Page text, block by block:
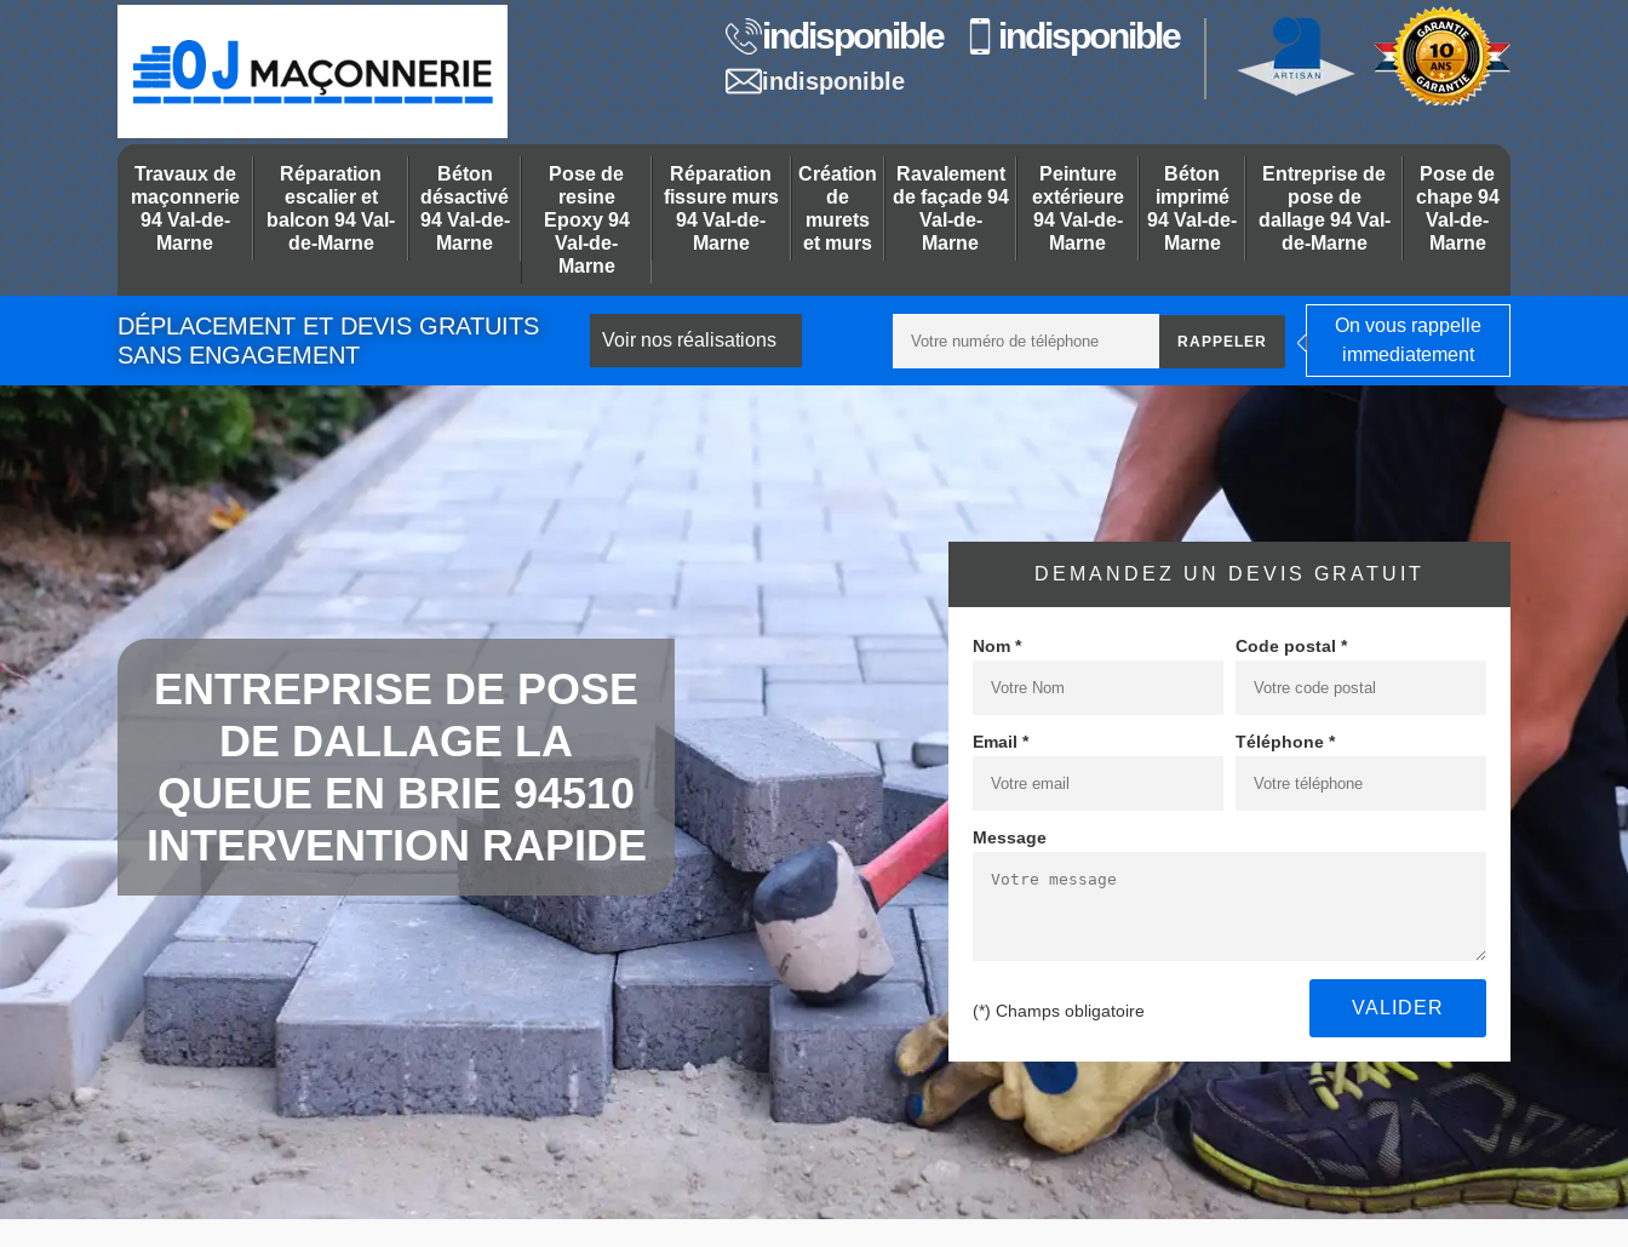
indisponible indisponible
indisponible
Travaux de
maçonnerie
94 Val-de-
Marne
Réparation
escalier et
balcon 94 Val-
de-Marne
Béton
désactivé
94 Val-de-
Marne
Pose de
resine
Epoxy 94
Val-de-
Marne
Réparation
fissure murs
94 Val-de-
Marne
Création
de
murets
et murs
Ravalement
de façade 94
Val-de-
Marne
Peinture
extérieure
94 Val-de-
Marne
Béton
imprimé
94 Val-de-
Marne
Entreprise de
pose de
dallage 94 Val-
de-Marne
Pose de
chape 94
Val-de-
Marne
DÉPLACEMENT ET DEVIS GRATUITS
SANS ENGAGEMENT
Voir nos réalisations
On vous rappelle
immediatement
ENTREPRISE DE POSE
DE DALLAGE LA
QUEUE EN BRIE 94510
INTERVENTION RAPIDE
DEMANDEZ UN DEVIS GRATUIT
Nom * Code postal *
Email * Téléphone *
Message
(*) Champs obligatoire